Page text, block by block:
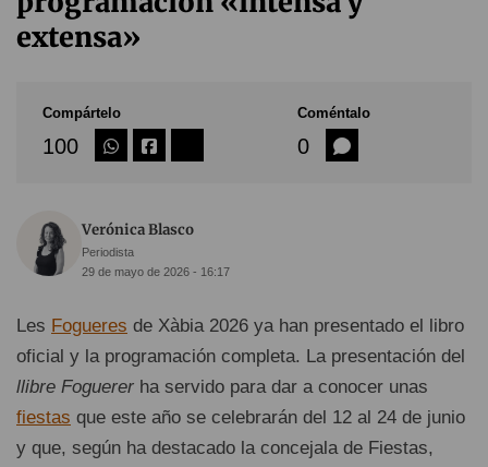
extensa»
Compártelo
100
Coméntalo
0
Verónica Blasco
Periodista
29 de mayo de 2026 - 16:17
Les Fogueres de Xàbia 2026 ya han presentado el libro
oficial y la programación completa. La presentación del
llibre Foguerer ha servido para dar a conocer unas
fiestas que este año se celebrarán del 12 al 24 de junio
y que, según ha destacado la concejala de Fiestas,